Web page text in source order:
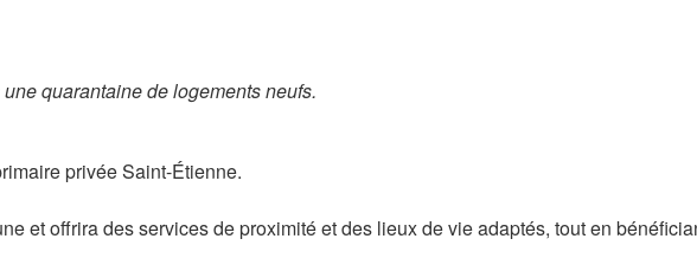
quarantaine de logements neufs.
privée Saint-Étienne.
et offrira des services de proximité et des lieux de vie adaptés, tout en